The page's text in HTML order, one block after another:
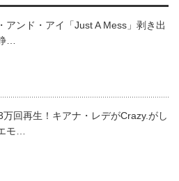
アンド・アイ「Just A Mess」剥き出
…
万回再生！キアナ・レデがCrazy.がし
モ…